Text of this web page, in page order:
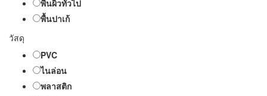
พื้นผิวทั่วไป
พื้นปาเก้
วัสดุ
PVC
ไนล่อน
พลาสติก